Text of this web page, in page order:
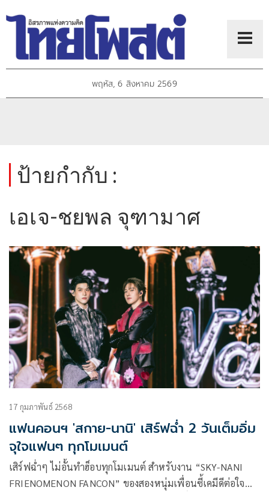
พฤหัส, 6 สิงหาคม 2569
ป้ายกำกับ :
เอเจ-ชยพล จุฑามาศ
17 กุมภาพันธ์ 2568
แฟนคอนฯ 'สกาย-นานิ' เสิร์ฟฉ่ำ 2 วันเต็มอิ่ม
จุใจแฟนๆ ทุกโมเมนต์
เสิร์ฟฉ่ำๆ ไม่อั้นทำฮ็อบทุกโมเมนต์ สำหรับงาน “SKY-NANI
FRIENOMENON FANCON” ของสองหนุ่มเพื่อนซี้เคมีดีต่อใจ